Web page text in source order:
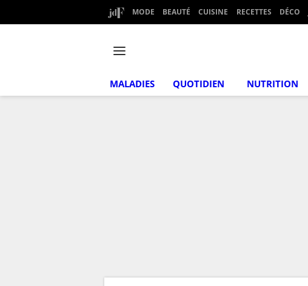
MODE BEAUTÉ CUISINE RECETTES DÉCO
MALADIES QUOTIDIEN NUTRITION